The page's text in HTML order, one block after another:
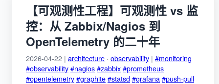
【可观测性工程】可观测性 vs 监
控：从 Zabbix/Nagios 到
OpenTelemetry 的二十年
2026-04-22 | architecture · observability | #monitoring
#observability#nagios#zabbix#prometheus
#opentelemetry#graphite#statsd#grafana#push-pull